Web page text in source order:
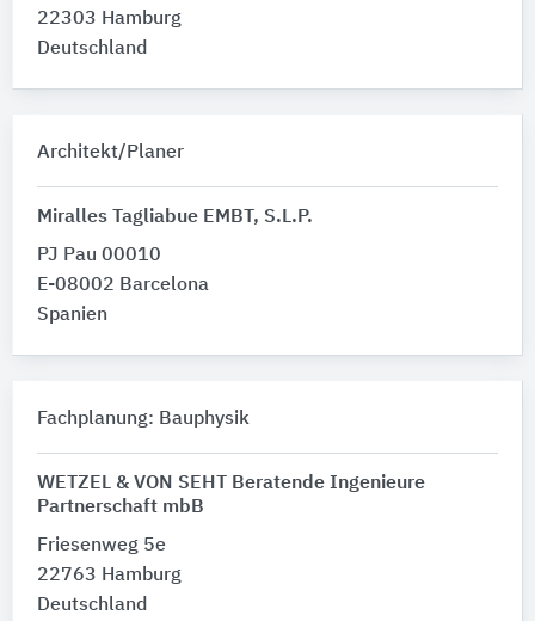
22303 Hamburg
Deutschland
Architekt/Planer
Miralles Tagliabue EMBT, S.L.P.
PJ Pau 00010
E-08002 Barcelona
Spanien
Fachplanung: Bauphysik
WETZEL & VON SEHT Beratende Ingenieure
Partnerschaft mbB
Friesenweg 5e
22763 Hamburg
Deutschland